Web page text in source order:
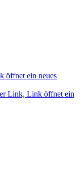
öffnet ein neues
Link, Link öffnet ein